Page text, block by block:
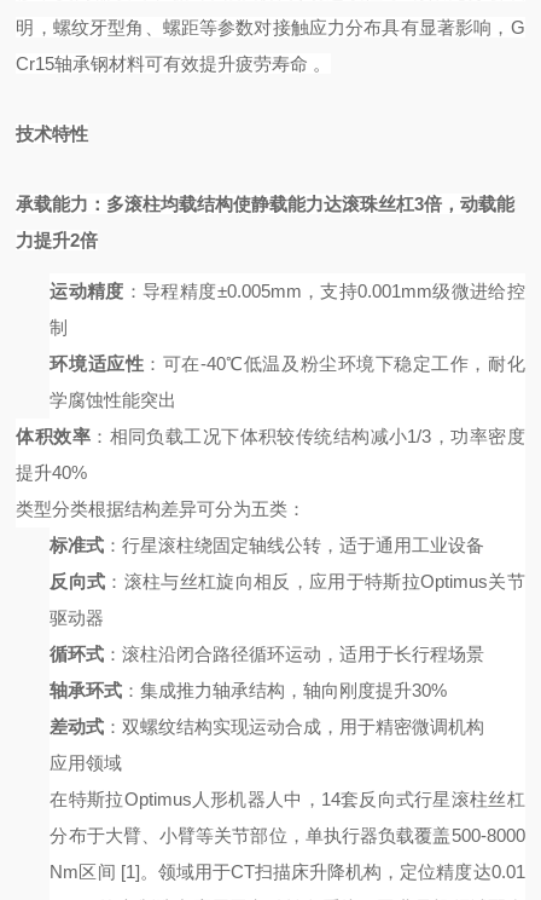
明，螺纹牙型角、螺距等参数对接触应力分布具有显著影响， G
Cr15轴承钢材料可有效提升疲劳寿命 。
技术特性
承载能力 ：多滚柱均载结构使静载能力达滚珠丝杠3倍，动载能
力提升2倍
运动精度 ：导程精度±0.005mm，支持0.001mm级微进给控
制
环境适应性 ：可在-40℃低温及粉尘环境下稳定工作，耐化
学腐蚀性能突出
体积效率 ：相同负载工况下体积较传统结构减小1/3，功率密度
提升40%
类型分类根据结构差异可分为五类：
标准式 ：行星滚柱绕固定轴线公转，适于通用工业设备
反向式 ：滚柱与丝杠旋向相反，应用于特斯拉Optimus关节
驱动器
循环式 ：滚柱沿闭合路径循环运动，适用于长行程场景
轴承环式 ：集成推力轴承结构，轴向刚度提升30%
差动式 ：双螺纹结构实现运动合成，用于精密微调机构
应用领域
在特斯拉Optimus人形机器人中，14套反向式行星滚柱丝杠
分布于大臂、小臂等关节部位，单执行器负载覆盖500-8000
Nm区间 [1]。领域用于CT扫描床升降机构，定位精度达0.01